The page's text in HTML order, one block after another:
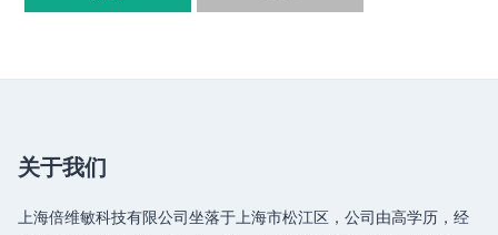
关于我们
上海倍维敏科技有限公司坐落于上海市松江区，公司由高学历，经